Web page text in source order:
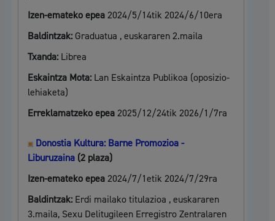
Izen-emateko epea 2024/5/14tik 2024/6/10era
Baldintzak: Graduatua , euskararen 2.maila
Txanda: Librea
Eskaintza Mota: Lan Eskaintza Publikoa (oposizio-
lehiaketa)
Erreklamatzeko epea 2025/12/24tik 2026/1/7ra
Donostia Kultura: Barne Promozioa -
Liburuzaina(2 plaza)
Izen-emateko epea 2024/7/1etik 2024/7/29ra
Baldintzak: Erdi mailako titulazioa , euskararen
3.maila, Sexu Delitugileen Erregistro Zentralaren